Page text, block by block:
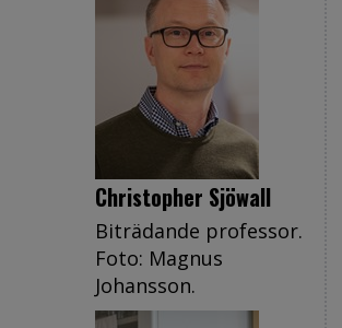
Christopher Sjöwall
Biträdande professor.
Foto: Magnus
Johansson.